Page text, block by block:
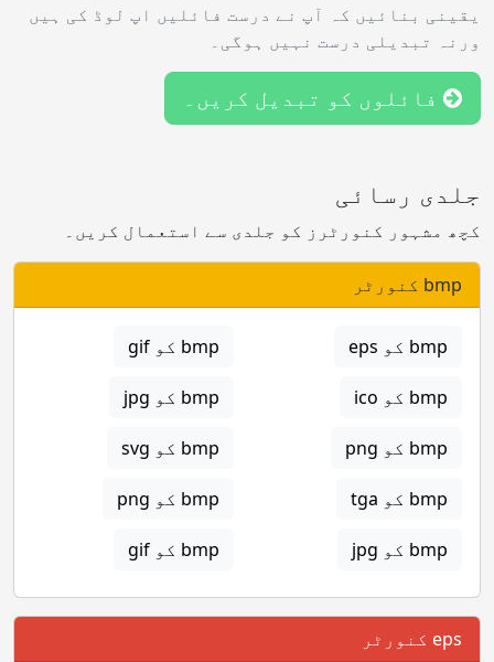
یقینی بنائیں کہ آپ نے درست فائلیں اپ لوڈ کی ہیں
ورنہ تبدیلی درست نہیں ہوگی۔
فائلوں کو تبدیل کریں۔
جلدی رسائی
کچھ مشہور کنورٹرز کو جلدی سے استعمال کریں۔
bmp کنورٹر
bmp کو eps bmp کو gif
bmp کو ico bmp کو jpg
bmp کو png bmp کو svg
bmp کو tga bmp کو png
bmp کو jpg bmp کو gif
eps کنورٹر